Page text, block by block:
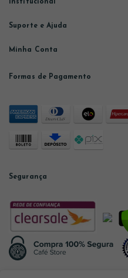
Institucional
Suporte e Ajuda
Minha Conta
Formas de Pagamento
Segurança